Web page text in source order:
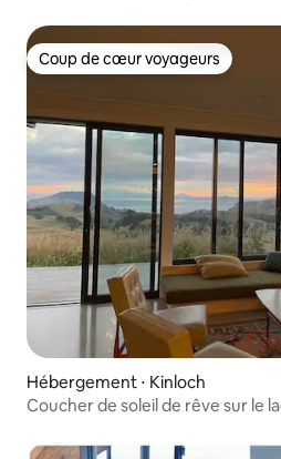
Coup de cœur voyageurs
Coup de cœur voyageurs
Hébergement ⋅ Kinloch
Coucher de soleil de rêve sur le